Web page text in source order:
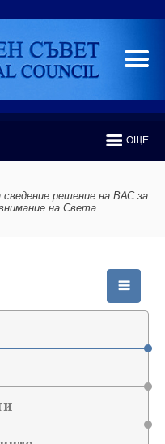
ОЩЕ
решение на ВАС за
на Света